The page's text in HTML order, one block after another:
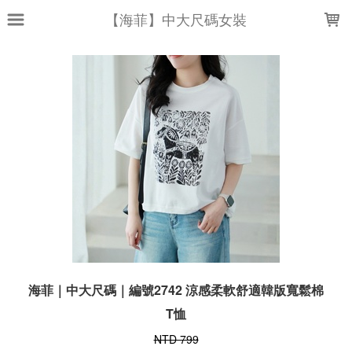
【海菲】中大尺碼女裝
海菲｜中大尺碼｜編號2742 涼感柔軟舒適韓版寬鬆棉
T恤
NTD 799